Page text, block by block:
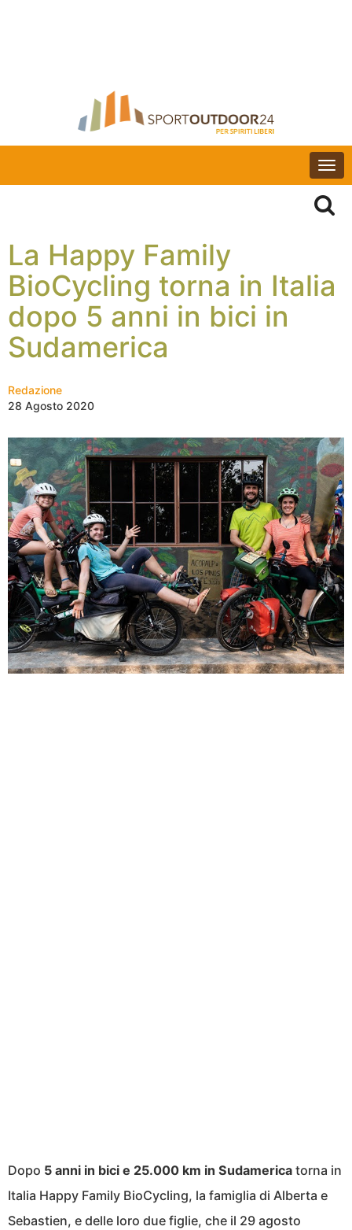
La Happy Family
BioCycling torna in Italia
dopo 5 anni in bici in
Sudamerica
Redazione
28 Agosto 2020
Dopo 5 anni in bici e 25.000 km in Sudamerica torna in
Italia Happy Family BioCycling, la famiglia di Alberta e
Sebastien, e delle loro due figlie, che il 29 agosto